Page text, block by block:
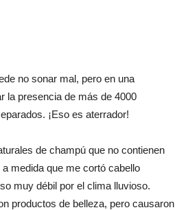
no sonar mal, pero en una
la presencia de más de 4000
¡Eso es aterrador!
de champú que no contienen
medida que me cortó cabello
muy débil por el clima lluvioso.
productos de belleza, pero causaron